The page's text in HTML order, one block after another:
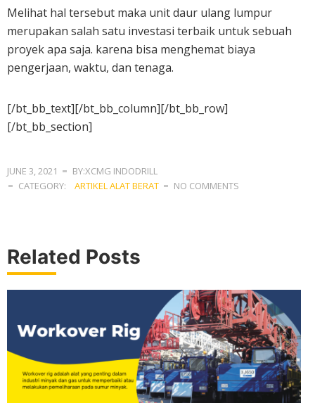
Melihat hal tersebut maka unit daur ulang lumpur
merupakan salah satu investasi terbaik untuk sebuah
proyek apa saja. karena bisa menghemat biaya
pengerjaan, waktu, dan tenaga.
[/bt_bb_text][/bt_bb_column][/bt_bb_row]
[/bt_bb_section]
JUNE 3, 2021
BY:XCMG INDODRILL
CATEGORY:
ARTIKEL ALAT BERAT NO COMMENTS
Related Posts